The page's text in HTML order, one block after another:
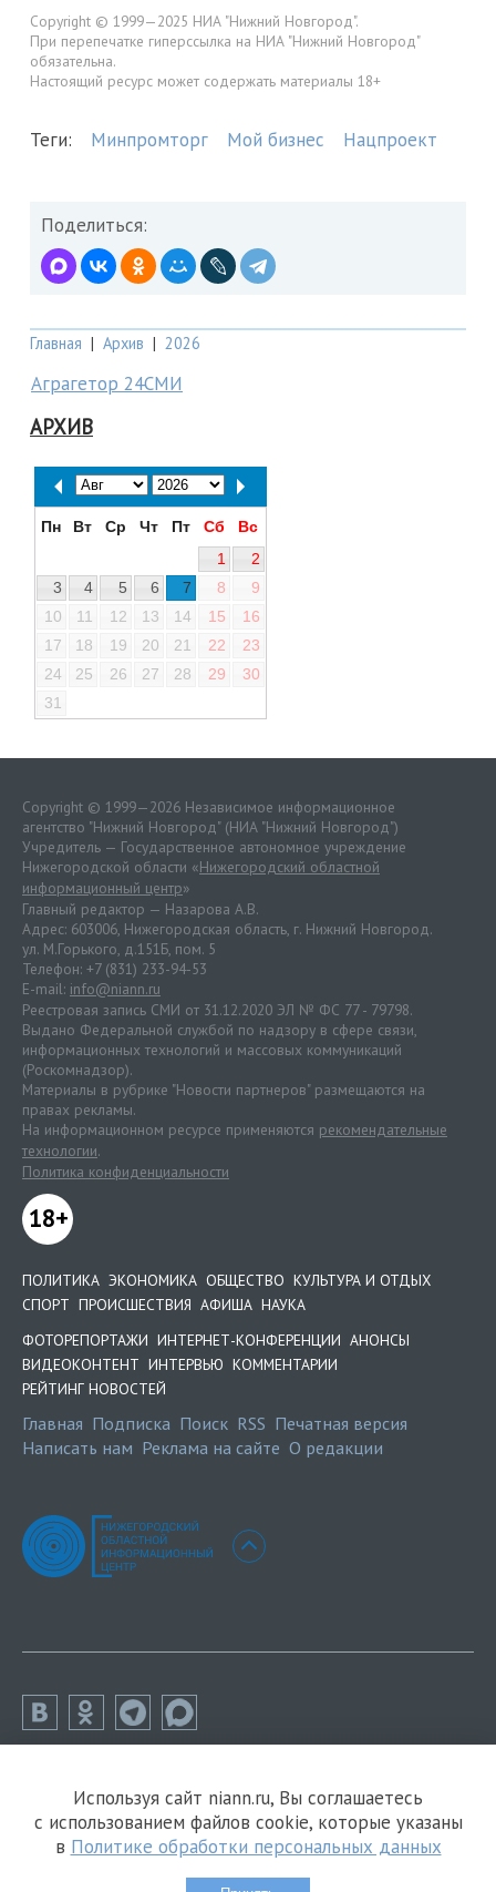
Copyright © 1999—2025 НИА "Нижний Новгород".
При перепечатке гиперссылка на НИА "Нижний Новгород"
обязательна.
Настоящий ресурс может содержать материалы 18+
Теги: Минпромторг Мой бизнес Нацпроект
Поделиться:
Главная | Архив | 2026
Аграгетор 24СМИ
АРХИВ
Пн Вт Ср Чт Пт Сб
Вс
1
2
3
4 5 6 7 8
9
10
11 12 13 14 15
16
17
18 19 20 21 22
23
24
25 26 27 28 29
30
31
Copyright © 1999—2026 Независимое информационное
агентство "Нижний Новгород" (НИА "Нижний Новгород")
Учредитель — Государственное автономное учреждение
Нижегородской области «Нижегородский областной
информационный центр»
Главный редактор — Назарова А.В.
Адрес: 603006, Нижегородская область, г. Нижний Новгород.
ул. М.Горького, д.151Б, пом. 5
Телефон: +7 (831) 233-94-53
E-mail: info@niann.ru
Реестровая запись СМИ от 31.12.2020 ЭЛ № ФС 77 - 79798.
Выдано Федеральной службой по надзору в сфере связи,
информационных технологий и массовых коммуникаций
(Роскомнадзор).
Материалы в рубрике "Новости партнеров" размещаются на
правах рекламы.
На информационном ресурсе применяются рекомендательные
технологии.
Политика конфиденциальности
18+
ПОЛИТИКА ЭКОНОМИКА ОБЩЕСТВО КУЛЬТУРА И ОТДЫХ
СПОРТ ПРОИСШЕСТВИЯ АФИША НАУКА
ФОТОРЕПОРТАЖИ ИНТЕРНЕТ-КОНФЕРЕНЦИИ АНОНСЫ
ВИДЕОКОНТЕНТ ИНТЕРВЬЮ КОММЕНТАРИИ
РЕЙТИНГ НОВОСТЕЙ
Главная Подписка Поиск RSS Печатная версия
Написать нам Реклама на сайте О редакции
Используя сайт niann.ru, Вы соглашаетесь
с использованием файлов cookie, которые указаны
в Политике обработки персональных данных